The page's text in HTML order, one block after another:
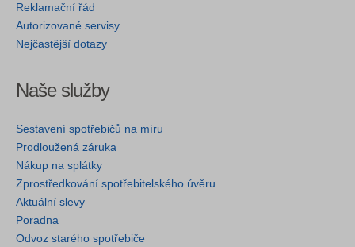
Reklamační řád
Autorizované servisy
Nejčastější dotazy
Naše služby
Sestavení spotřebičů na míru
Prodloužená záruka
Nákup na splátky
Zprostředkování spotřebitelského úvěru
Aktuální slevy
Poradna
Odvoz starého spotřebiče